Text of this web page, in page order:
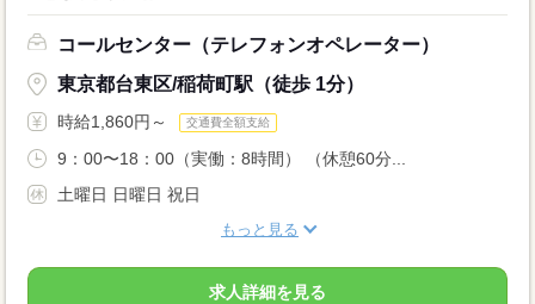
コールセンター（テレフォンオペレーター）
東京都台東区/稲荷町駅（徒歩 1分）
時給1,860円～ 交通費全額支給
9：00〜18：00（実働：8時間） （休憩60分...
土曜日 日曜日 祝日
もっと見る
求人詳細を見る